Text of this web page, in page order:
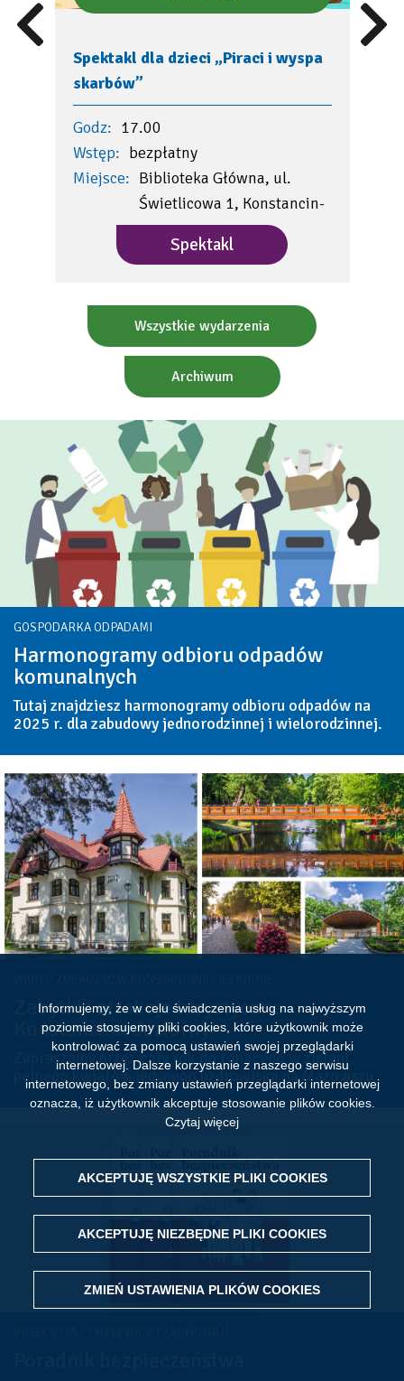
Informujemy, że w celu świadczenia usług na najwyższym
poziomie stosujemy pliki cookies, które użytkownik może
kontrolować za pomocą ustawień swojej przeglądarki
internetowej. Dalsze korzystanie z naszego serwisu
internetowego, bez zmiany ustawień przeglądarki internetowej
oznacza, iż użytkownik akceptuje stosowanie plików cookies.
Czytaj więcej
AKCEPTUJĘ WSZYSTKIE PLIKI COOKIES
AKCEPTUJĘ NIEZBĘDNE PLIKI COOKIES
WITHDRAW CONSENT
ZMIEŃ USTAWIENIA PLIKÓW COOKIES
Previous
slide
Spektakl dla dzieci „Piraci i wyspa
skarbów”
Godz: 17.00
Wstęp: bezpłatny
Miejsce: Biblioteka Główna, ul.
Świetlicowa 1, Konstancin-
…
Spektakl
Next
slide
Wszystkie wydarzenia
Archiwum
GOSPODARKA ODPADAMI
Harmonogramy odbioru odpadów
komunalnych
Tutaj znajdziesz harmonogramy odbioru odpadów na
2025 r. dla zabudowy jednorodzinnej i wielorodzinnej.
Zabytki i atrakcje turystyczne
Konstancina-Jeziorny
Zapraszamy przez cały rok do tonącego w zieleni,
pełnego kwiatów jedynego uzdrowiska na Mazowszu.